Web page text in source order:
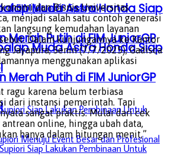
Muda Astra Honda Siap
Merah Putih di FIM JuniorGP
Muda Astra Honda Siap
Merah Putih di FIM JuniorGP
dan Bisnis Universitas
menjadi salah satu contoh generasi
langsung kemudahan layanan
Dalam kunjungannya ke Kantor
Jayapura, Senin (7/7/2025), Gadisca
menggunakan aplikasi
ragu karena belum terbiasa
dari instansi pemerintah. Tapi
sangat praktis. Mulai dari cek
online, hingga ubah data,
hanya dalam hitungan menit,”